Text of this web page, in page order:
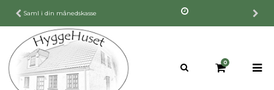
30 dages fuld returret
0